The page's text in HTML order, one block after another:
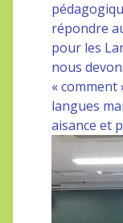
répondre
pour les
nous
« comment
langues
aisance et